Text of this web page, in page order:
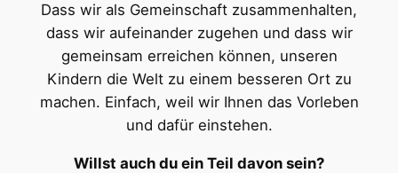
Dass wir als Gemeinschaft zusammenhalten,
dass wir aufeinander zugehen und dass wir
gemeinsam erreichen können, unseren
Kindern die Welt zu einem besseren Ort zu
machen. Einfach, weil wir Ihnen das Vorleben
und dafür einstehen.
Willst auch du ein Teil davon sein?